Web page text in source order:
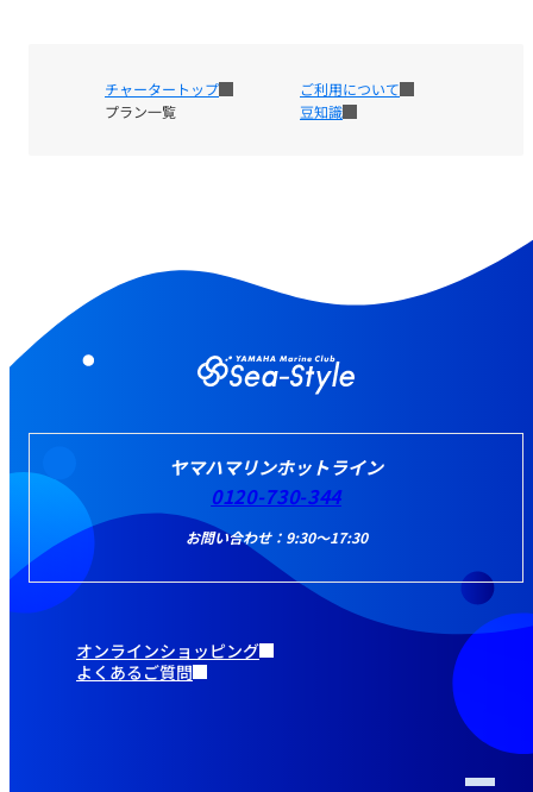
チャータートップ
ご利用について
プラン一覧
豆知識
ヤマハマリンホットライン
0120-730-344
お問い合わせ：9:30～17:30
オンラインショッピング
よくあるご質問